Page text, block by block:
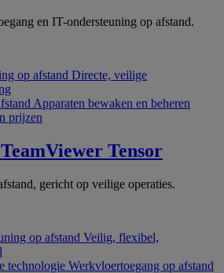
en IT-ondersteuning op afstand.
op afstand Directe, veilige
Apparaten bewaken en beheren
prijzen
TeamViewer Tensor
gericht op veilige operaties.
op afstand Veilig, flexibel,
technologie Werkvloertoegang op afstand